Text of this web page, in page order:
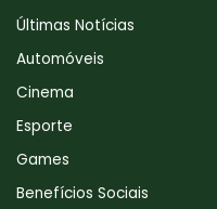
Últimas Notícias
Automóveis
Cinema
Esporte
Games
Benefícios Sociais